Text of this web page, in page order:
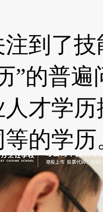
到了
”的普
人才学
的学历